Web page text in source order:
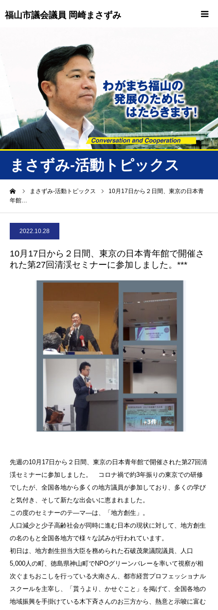
福山市議会議員 岡崎まさずみ
まさずみ-活動トピックス
まさずみ-活動トピックス
10月17日から２日間、東京の日本青
年館…
2022.10.28
10月17日から２日間、東京の日本青年館で開催さ
れた第27回清渓セミナーに参加しました。***
先週の10月17日から２日間、東京の日本青年館で開催された第27回清
渓セミナーに参加しました。 コロナ禍で約3年振りの東京での研修
でしたが、全国各地から多くの地方議員が参加しており、多くの学び
と気付き、そして新たな出会いに恵まれました。
この度のセミナーのテ―マ―は、「地方創生」。
人口減少と少子高齢社会が同時に進む日本の現状に対して、地方創生
の名のもと全国各地方で様々な試みが行われています。
初日は、地方創生担当大臣を務められた石破茂衆議院議員、人口
5,000人の町、徳島県神山町でNPOグリーンバレーを率いて視察が相
次ぐまちおこしを行っている大南さん、都市経営プロフェッショナル
スクールを主宰し、「貰うより、かせぐこと」を掲げて、全国各地の
地域振興を手掛けている木下斉さんのお三方から、熱意と示唆に富む
重要情報
プロフィール
ビジョン
ニュース/トピックス
ニュース